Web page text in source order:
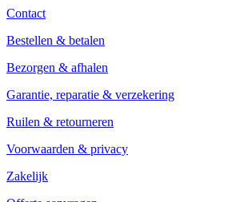
Contact
Bestellen & betalen
Bezorgen & afhalen
Garantie, reparatie & verzekering
Ruilen & retourneren
Voorwaarden & privacy
Zakelijk